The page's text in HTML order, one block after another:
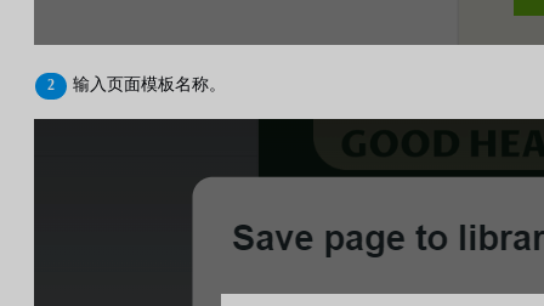
输入页面模板名称。